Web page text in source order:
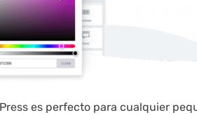
es perfecto para cualquier